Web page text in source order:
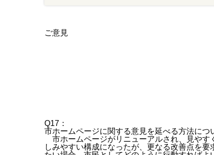
ご意見
Q17：
市ホームページに関する意見を延べる方法につ
市ホームページがリニューアルされ、見やす
しみやすい構成になったが、更なる改善点を要